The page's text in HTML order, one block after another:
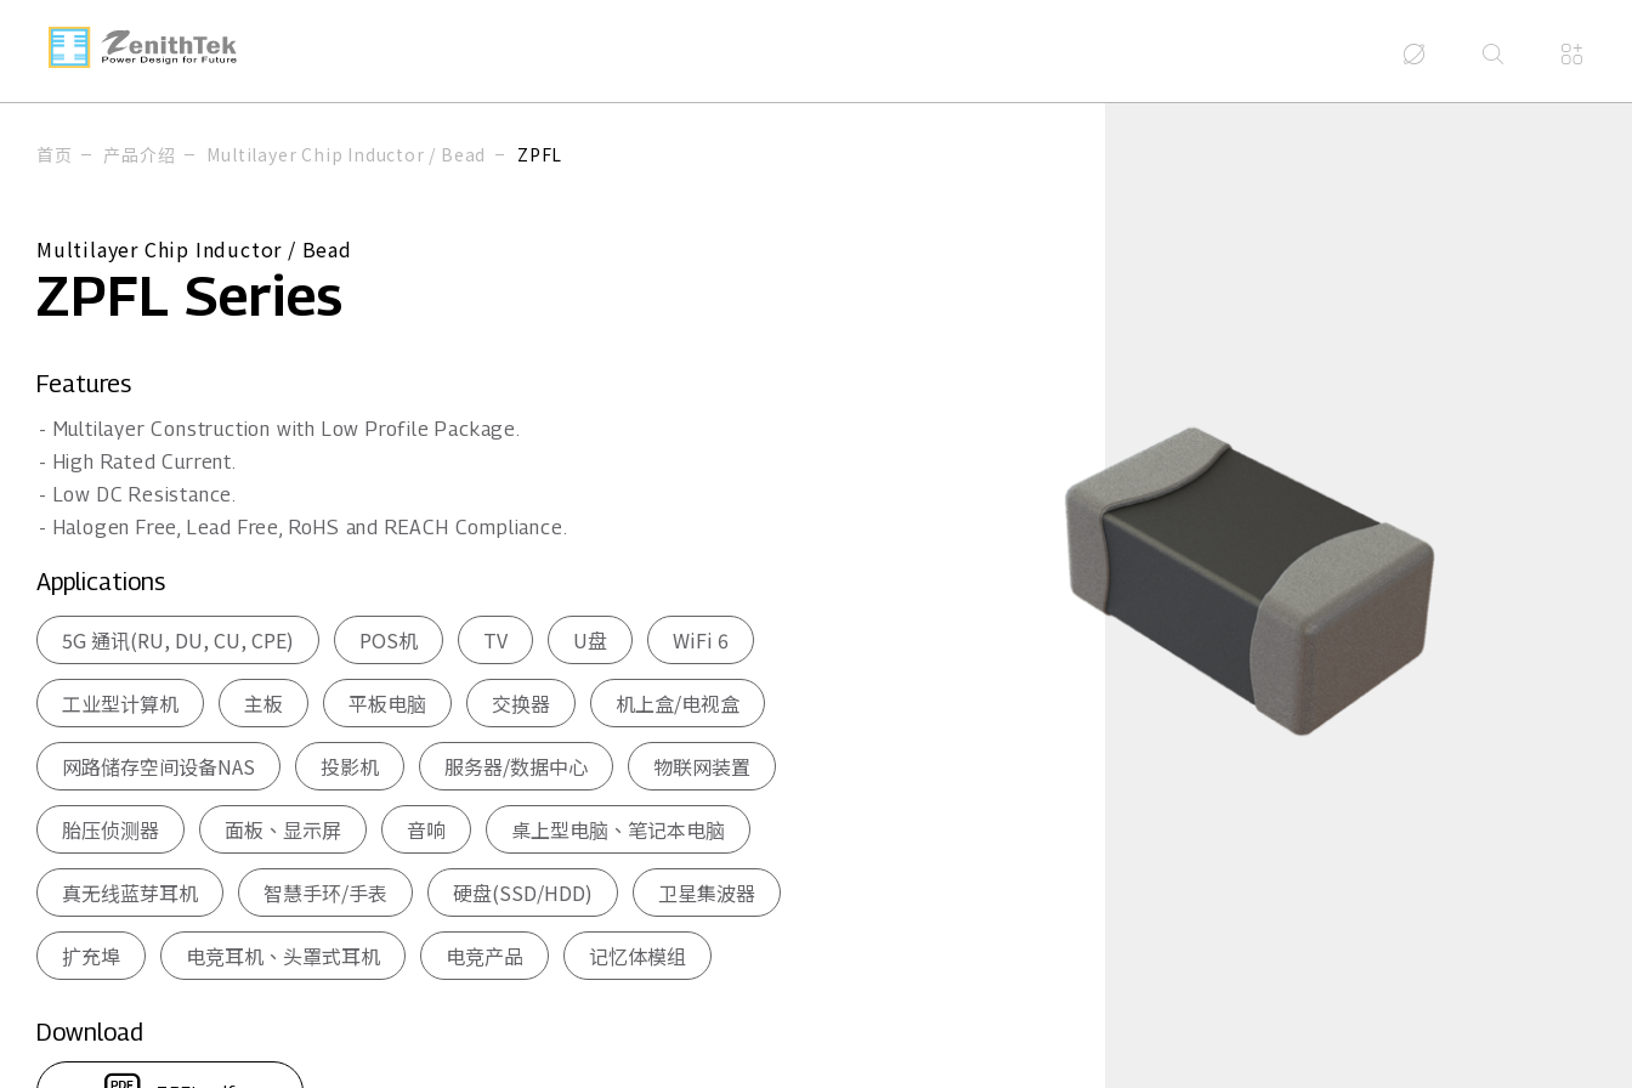
首页 产品介绍 Multilayer Chip Inductor / Bead ZPFL
Multilayer Chip Inductor / Bead
ZPFL Series
Features
- Multilayer Construction with Low Profile Package.
- High Rated Current.
- Low DC Resistance.
- Halogen Free, Lead Free, RoHS and REACH Compliance.
Applications
5G 通讯(RU, DU, CU, CPE)
POS机 TV U盘 WiFi 6
工业型计算机 主板 平板电脑 交换器 机上盒/电视盒
网路储存空间设备NAS 投影机 服务器/数据中心 物联网装置
胎压侦测器 面板、显示屏 音响 桌上型电脑、笔记本电脑
真无线蓝芽耳机 智慧手环/手表 硬盘(SSD/HDD) 卫星集波器
扩充埠 电竞耳机、头罩式耳机 电竞产品 记忆体模组
Download